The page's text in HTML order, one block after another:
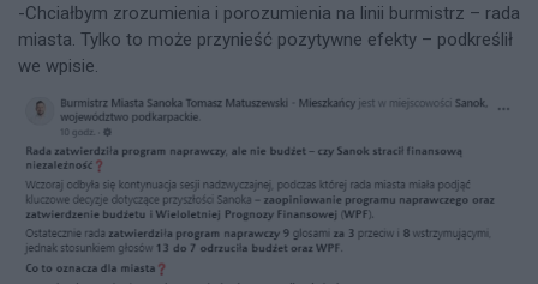
-Chciałbym zrozumienia i porozumienia na linii burmistrz – rada
miasta. Tylko to może przynieść pozytywne efekty – podkreślił
we wpisie.